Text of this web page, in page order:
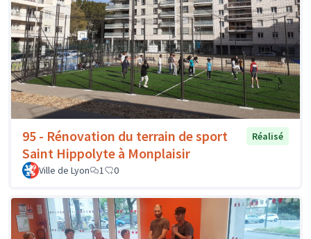
95 - Rénovation du terrain de sport
Saint Hippolyte à Monplaisir
Réalisé
Ville de Lyon 1 0